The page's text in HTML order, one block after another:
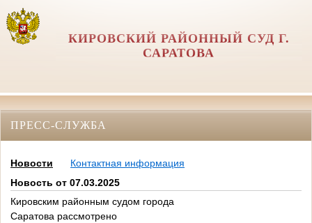
КИРОВСКИЙ РАЙОННЫЙ СУД Г.
САРАТОВА
ПРЕСС-СЛУЖБА
Новости
Контактная информация
Новость от 07.03.2025
Кировским районным судом города
Саратова рассмотрено